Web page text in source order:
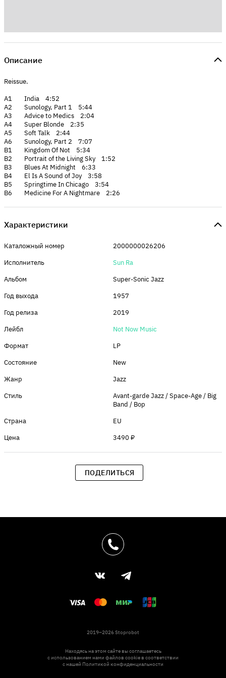
Описание
Reissue.
A1 India 4:52
A2 Sunology, Part 1 5:44
A3 Advice to Medics 2:04
A4 Super Blonde 2:35
A5 Soft Talk 2:44
A6 Sunology, Part 2 7:07
B1 Kingdom Of Not 5:34
B2 Portrait of the Living Sky 1:52
B3 Blues At Midnight 6:33
B4 El Is A Sound of Joy 3:58
B5 Springtime In Chicago 3:54
B6 Medicine For A Nightmare 2:26
Характеристики
Каталожный номер
2000000026206
Исполнитель
Sun Ra
Альбом
Super-Sonic Jazz
Год выхода
1957
Год релиза
2019
Лейбл
Not Now Music
Формат
LP
Состояние
New
Жанр
Jazz
Стиль
Avant-garde Jazz / Space-Age / Big
Band / Bop
Страна
EU
Цена
3490 ₽
ПОДЕЛИТЬСЯ
2019–2026 Stoprobot
Находясь на этом сайте вы соглашаетесь
с использованием нами файлов cookie в соответствии
с нашей Политикой конфиденциальности